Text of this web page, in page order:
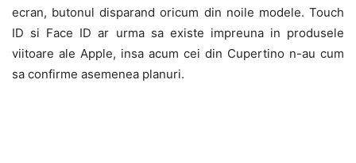
ecran, butonul disparand oricum din noile modele. Touch
ID si Face ID ar urma sa existe impreuna in produsele
viitoare ale Apple, insa acum cei din Cupertino n-au cum
sa confirme asemenea planuri.